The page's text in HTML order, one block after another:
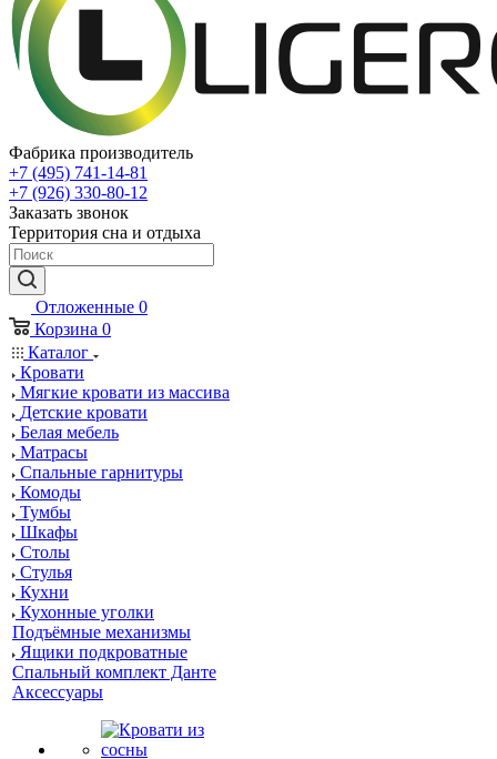
Фабрика производитель
+7 (495) 741-14-81
+7 (926) 330-80-12
Заказать звонок
Территория сна и отдыха
Отложенные 0
Корзина 0
Каталог
Кровати
Мягкие кровати из массива
Детские кровати
Белая мебель
Матрасы
Спальные гарнитуры
Комоды
Тумбы
Шкафы
Столы
Стулья
Кухни
Кухонные уголки
Подъёмные механизмы
Ящики подкроватные
Спальный комплект Данте
Аксессуары